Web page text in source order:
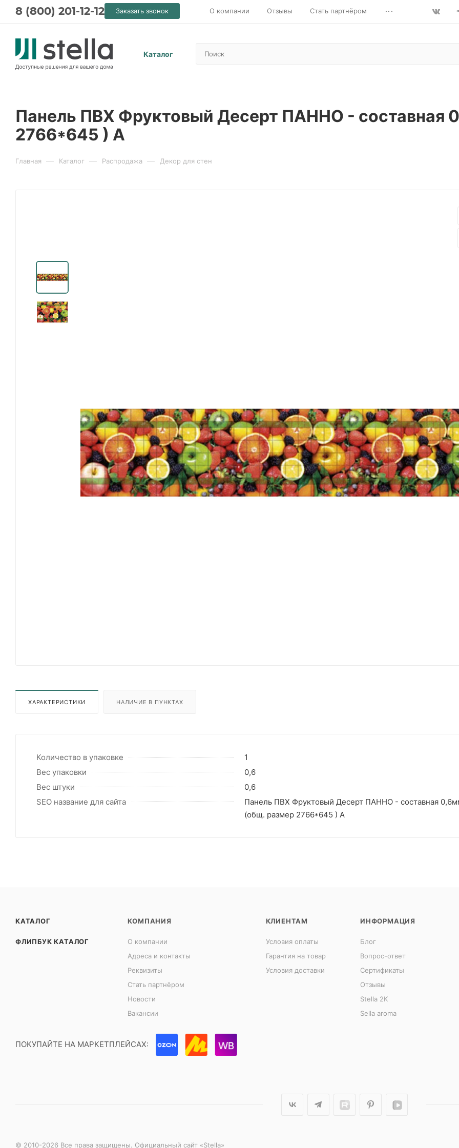
8 (800) 201-12-12 Заказать звонок О компании Отзывы Стать партнёром ...
Каталог
Панель ПВХ Фруктовый Десерт ПАННО - составная
2766*645 ) А
Главная — Каталог — Распродажа — Декор для стен
ХАРАКТЕРИСТИКИ НАЛИЧИЕ В ПУНКТАХ
Количество в упаковке
1
Вес упаковки
0,6
Вес штуки
0,6
SEO название для сайта
Панель ПВХ Фруктовый Десерт ПАННО - составная
(общ. размер 2766*645 ) А
КАТАЛОГ
ФЛИПБУК КАТАЛОГ
КОМПАНИЯ
О компании
Адреса и контакты
Реквизиты
Стать партнёром
Новости
Вакансии
КЛИЕНТАМ
Условия оплаты
Гарантия на товар
Условия доставки
ИНФОРМАЦИЯ
Блог
Вопрос-ответ
Сертификаты
Отзывы
Stella 2K
Sella aroma
ПОКУПАЙТЕ НА МАРКЕТПЛЕЙСАХ:
© 2010-2026 Все права защищены. Официальный сайт «Stella»